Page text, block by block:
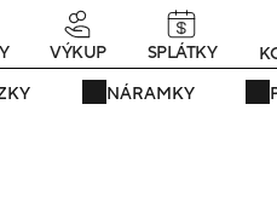
25 dní : 1h : 30m : 43s
NÁRAMKY
VÝKUP SPLÁTKY